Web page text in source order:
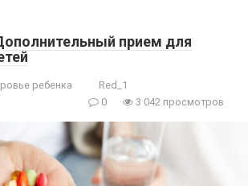
прием для
ребенка
Red_1
0
3 042 просмотров